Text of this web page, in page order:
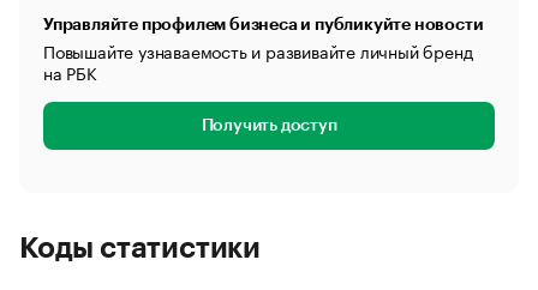
Управляйте профилем бизнеса и публикуйте новости
Повышайте узнаваемость и развивайте личный бренд
на РБК
Получить доступ
Коды статистики